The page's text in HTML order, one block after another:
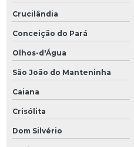
Crucilândia
Conceição do Pará
Olhos-d'Água
São João do Manteninha
Caiana
Crisólita
Dom Silvério